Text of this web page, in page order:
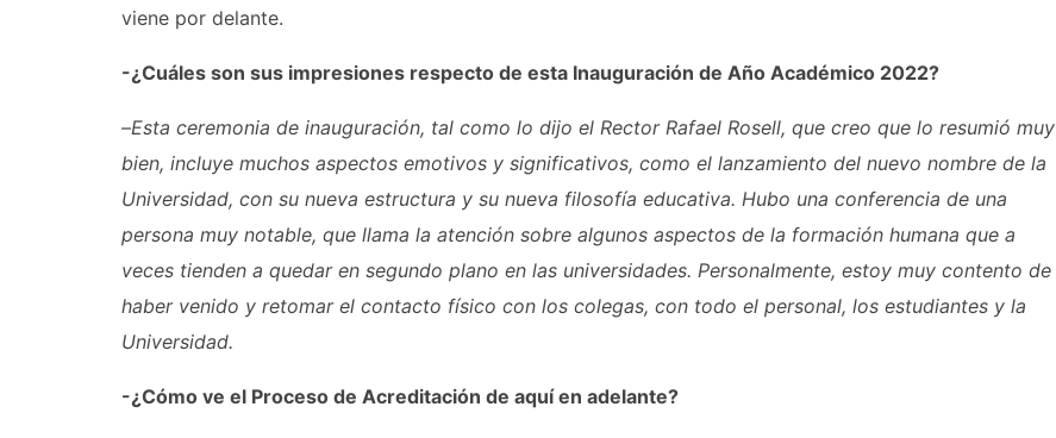
viene por delante.
-¿Cuáles son sus impresiones respecto de esta Inauguración de Año Académico 2022?
–Esta ceremonia de inauguración, tal como lo dijo el Rector Rafael Rosell, que creo que lo resumió muy
bien, incluye muchos aspectos emotivos y significativos, como el lanzamiento del nuevo nombre de la
Universidad, con su nueva estructura y su nueva filosofía educativa. Hubo una conferencia de una
persona muy notable, que llama la atención sobre algunos aspectos de la formación humana que a
veces tienden a quedar en segundo plano en las universidades. Personalmente, estoy muy contento de
haber venido y retomar el contacto físico con los colegas, con todo el personal, los estudiantes y la
Universidad.
-¿Cómo ve el Proceso de Acreditación de aquí en adelante?